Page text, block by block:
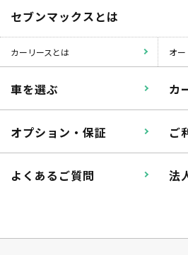
※たすカッターをご利用頂く場合、免
掛かります。
セブンマックスとは
カーリースとは オ
車を選ぶ カ
オプション・保証 ご
よくあるご質問 法